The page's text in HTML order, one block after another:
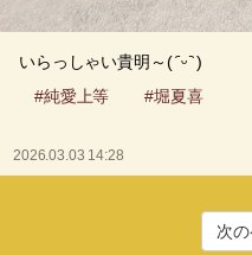
いらっしゃい貴明～( ᷇ ᵕ ᷆ )
#純愛上等
#堀夏喜
2026.03.03 14:28
次